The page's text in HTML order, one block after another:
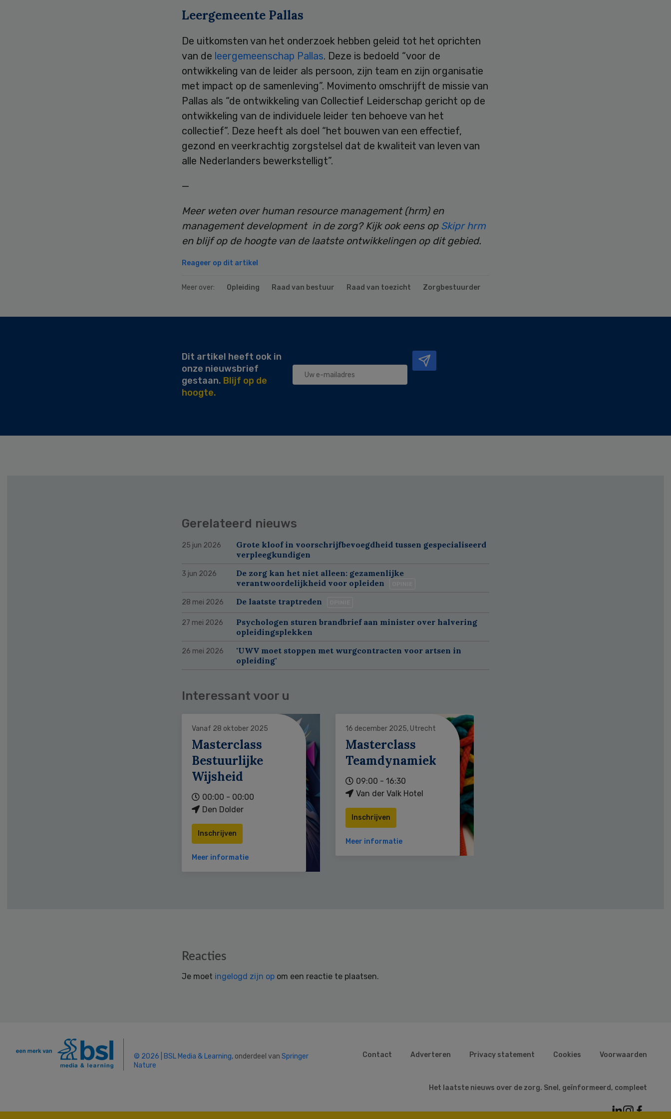
Leergemeente Pallas
De uitkomsten van het onderzoek hebben geleid tot het oprichten
van de leergemeenschap Pallas. Deze is bedoeld “voor de
ontwikkeling van de leider als persoon, zijn team en zijn organisatie
met impact op de samenleving”. Movimento omschrijft de missie van
Pallas als “de ontwikkeling van Collectief Leiderschap gericht op de
ontwikkeling van de individuele leider ten behoeve van het
collectief”. Deze heeft als doel “het bouwen van een effectief,
gezond en veerkrachtig zorgstelsel dat de kwaliteit van leven van
alle Nederlanders bewerkstelligt”.
—
Meer weten over human resource management (hrm) en
management development in de zorg? Kijk ook eens op Skipr hrm
en blijf op de hoogte van de laatste ontwikkelingen op dit gebied.
Reageer op dit artikel
Meer over: Opleiding Raad van bestuur Raad van toezicht Zorgbestuurder
Dit artikel heeft ook in
onze nieuwsbrief
gestaan. Blijf op de
hoogte.
Gerelateerd nieuws
25 jun 2026
Grote kloof in voorschrijfbevoegdheid tussen gespecialiseerd
verpleegkundigen
3 jun 2026
De zorg kan het niet alleen: gezamenlijke
verantwoordelijkheid voor opleiden
28 mei 2026 De laatste traptreden
27 mei 2026
Psychologen sturen brandbrief aan minister over halvering
opleidingsplekken
26 mei 2026
'UWV moet stoppen met wurgcontracten voor artsen in
opleiding'
Interessant voor u
Vanaf 28 oktober 2025
Masterclass
Bestuurlijke
Wijsheid
00:00 - 00:00
Den Dolder
Inschrijven
Meer informatie
16 december 2025, Utrecht
Masterclass
Teamdynamiek
09:00 - 16:30
Van der Valk Hotel
Inschrijven
Meer informatie
Reacties
Je moet ingelogd zijn op om een reactie te plaatsen.
© 2026 | BSL Media & Learning, onderdeel van Springer
Nature
Contact Adverteren Privacy statement Cookies Voorwaarden
Het laatste nieuws over de zorg. Snel, geïnformeerd, compleet